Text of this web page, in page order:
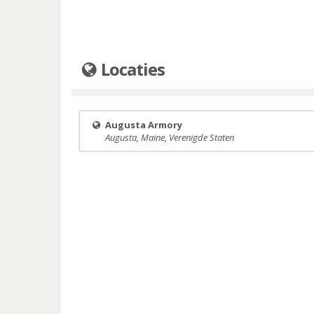
Locaties
Augusta Armory
Augusta, Maine, Verenigde Staten